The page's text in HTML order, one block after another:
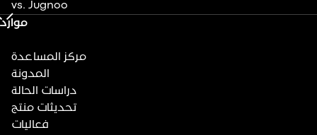
vs. Jugnoo
موارد
مركز المساعدة
المدونة
دراسات الحالة
تحديثات منتج
فعاليات